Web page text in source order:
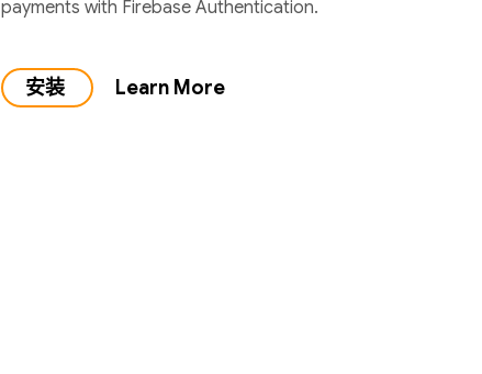
payments with Firebase Authentication.
安装 Learn More